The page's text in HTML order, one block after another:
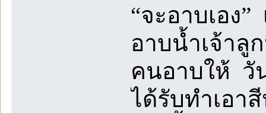
“จะอาบเอง
อาบน้ำเจ้าลู
คนอาบให้ วั
ได้รับทำเอา